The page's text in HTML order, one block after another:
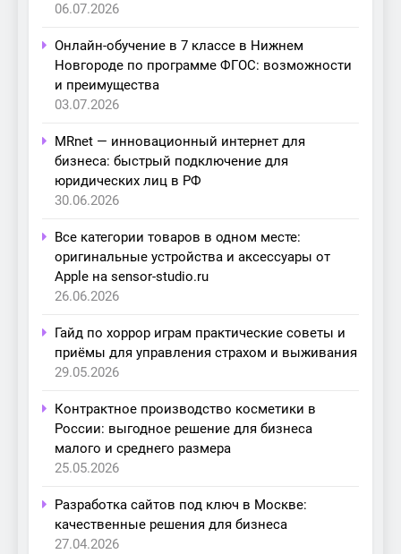
06.07.2026
Онлайн-обучение в 7 классе в Нижнем
Новгороде по программе ФГОС: возможности
и преимущества
03.07.2026
MRnet — инновационный интернет для
бизнеса: быстрый подключение для
юридических лиц в РФ
30.06.2026
Все категории товаров в одном месте:
оригинальные устройства и аксессуары от
Apple на sensor-studio.ru
26.06.2026
Гайд по хоррор играм практические советы и
приёмы для управления страхом и выживания
29.05.2026
Контрактное производство косметики в
России: выгодное решение для бизнеса
малого и среднего размера
25.05.2026
Разработка сайтов под ключ в Москве:
качественные решения для бизнеса
27.04.2026